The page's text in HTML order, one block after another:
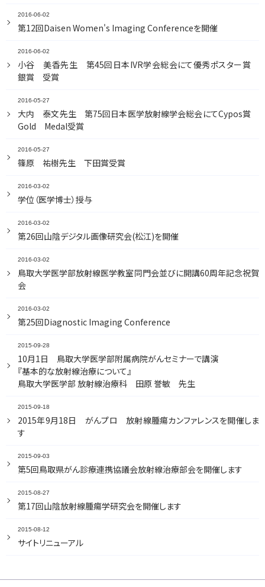
2016-06-02
第12回Daisen Women's Imaging Conferenceを開催
2016-06-02
小谷 美香先生 第45回日本IVR学会総会にて優秀ポスター賞
銀賞 受賞
2016-05-27
大内 泰文先生 第75回日本医学放射線学会総会にてCypos賞
Gold Medal受賞
2016-05-27
篠原 祐樹先生 下田賞受賞
2016-03-02
学位（医学博士）授与
2016-03-02
第26回山陰デジタル画像研究会(松江)を開催
2016-03-02
鳥取大学医学部放射線医学教室同門会並びに開講60周年記念祝賀
会
2016-03-02
第25回Diagnostic Imaging Conference
2015-09-28
10月1日 鳥取大学医学部附属病院がんセミナーで講演
『基本的な放射線治療について』
鳥取大学医学部 放射線治療科 田原 誉敏 先生
2015-09-18
2015年9月18日 がんプロ 放射線腫瘍カンファレンスを開催しま
す
2015-09-03
第5回鳥取県がん診療連携協議会放射線治療部会を開催します
2015-08-27
第17回山陰放射線腫瘍学研究会を開催します
2015-08-12
サイトリニューアル